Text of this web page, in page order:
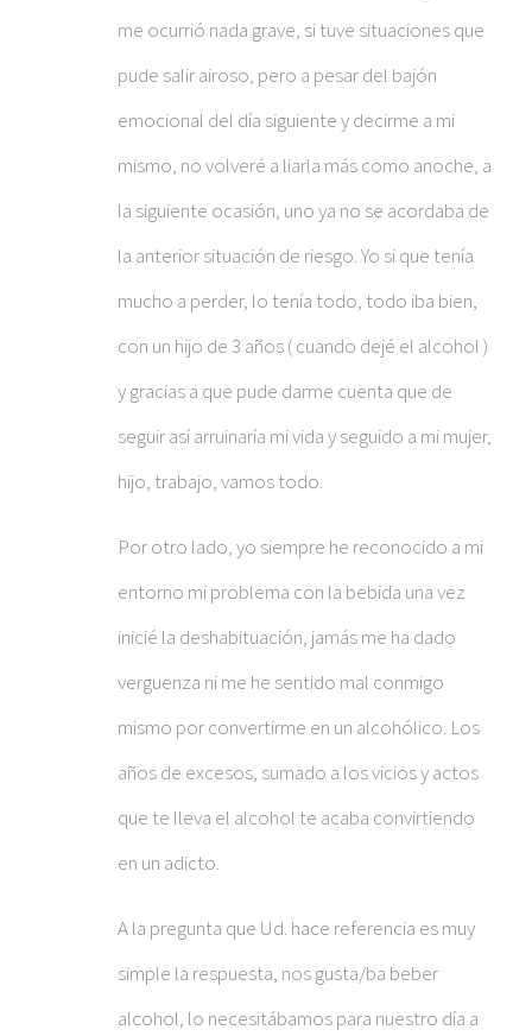
me ocurrió nada grave, si tuve situaciones que
pude salir airoso, pero a pesar del bajón
emocional del día siguiente y decirme a mi
mismo, no volveré a liarla más como anoche, a
la siguiente ocasión, uno ya no se acordaba de
la anterior situación de riesgo. Yo si que tenía
mucho a perder, lo tenía todo, todo iba bien,
con un hijo de 3 años ( cuando dejé el alcohol )
y gracias a que pude darme cuenta que de
seguir así arruinaría mi vida y seguido a mi mujer,
hijo, trabajo, vamos todo.
Por otro lado, yo siempre he reconocido a mi
entorno mi problema con la bebida una vez
inicié la deshabituación, jamás me ha dado
verguenza ni me he sentido mal conmigo
mismo por convertirme en un alcohólico. Los
años de excesos, sumado a los vicios y actos
que te lleva el alcohol te acaba convirtiendo
en un adicto.
A la pregunta que Ud. hace referencia es muy
simple la respuesta, nos gusta/ba beber
alcohol, lo necesitábamos para nuestro día a